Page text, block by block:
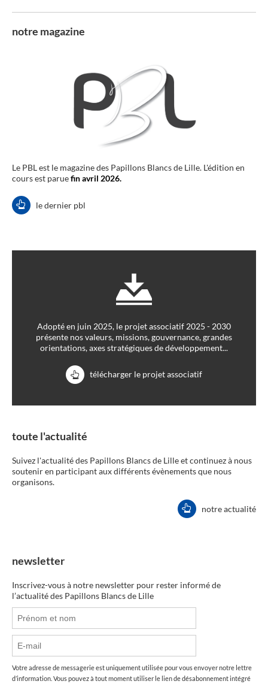
notre magazine
Le PBL est le magazine des Papillons Blancs de Lille. L'édition en
cours est paruefin avril 2026.
le dernier pbl
Adopté en juin 2025, le projet associatif 2025 - 2030
présente nos valeurs, missions, gouvernance, grandes
orientations, axes stratégiques de développement...
télécharger le projet associatif
toute l'actualité
Suivez l'actualité des Papillons Blancs de Lille et continuez à nous
soutenir en participant aux différents évènements que nous
organisons.
notre actualité
newsletter
Inscrivez-vous à notre newsletter pour rester informé de
l’actualité des Papillons Blancs de Lille
Votre adresse de messagerie est uniquement utilisée pour vous envoyer notre lettre
d’information. Vous pouvez à tout moment utiliser le lien de désabonnement intégré